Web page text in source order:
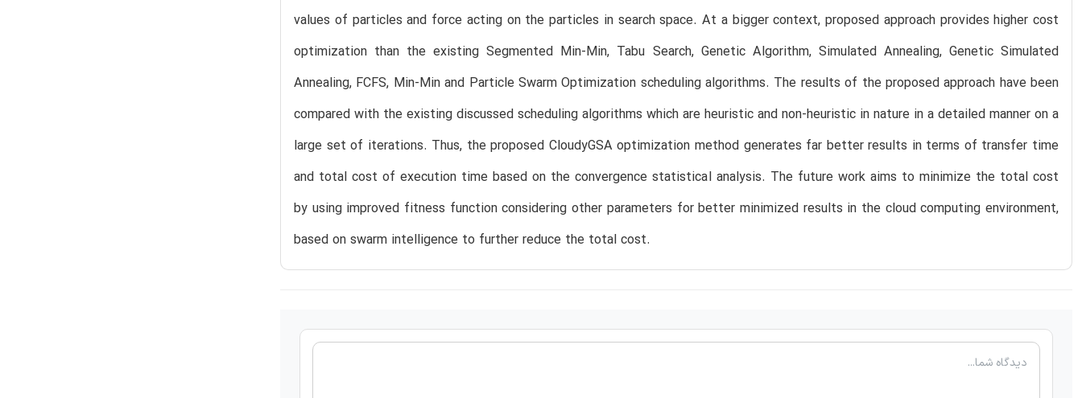
values of particles and force acting on the particles in search space. At a bigger context, proposed approach provides higher cost
optimization than the existing Segmented Min-Min, Tabu Search, Genetic Algorithm, Simulated Annealing, Genetic Simulated
Annealing, FCFS, Min-Min and Particle Swarm Optimization scheduling algorithms. The results of the proposed approach have been
compared with the existing discussed scheduling algorithms which are heuristic and non-heuristic in nature in a detailed manner on a
large set of iterations. Thus, the proposed CloudyGSA optimization method generates far better results in terms of transfer time
and total cost of execution time based on the convergence statistical analysis. The future work aims to minimize the total cost
by using improved fitness function considering other parameters for better minimized results in the cloud computing environment,
based on swarm intelligence to further reduce the total cost.